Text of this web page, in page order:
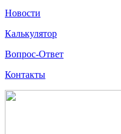
Новости
Калькулятор
Вопрос-Ответ
Контакты